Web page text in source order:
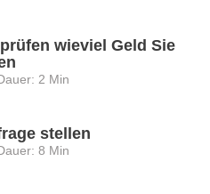
wieviel Geld Sie
2 Min
stellen
8 Min